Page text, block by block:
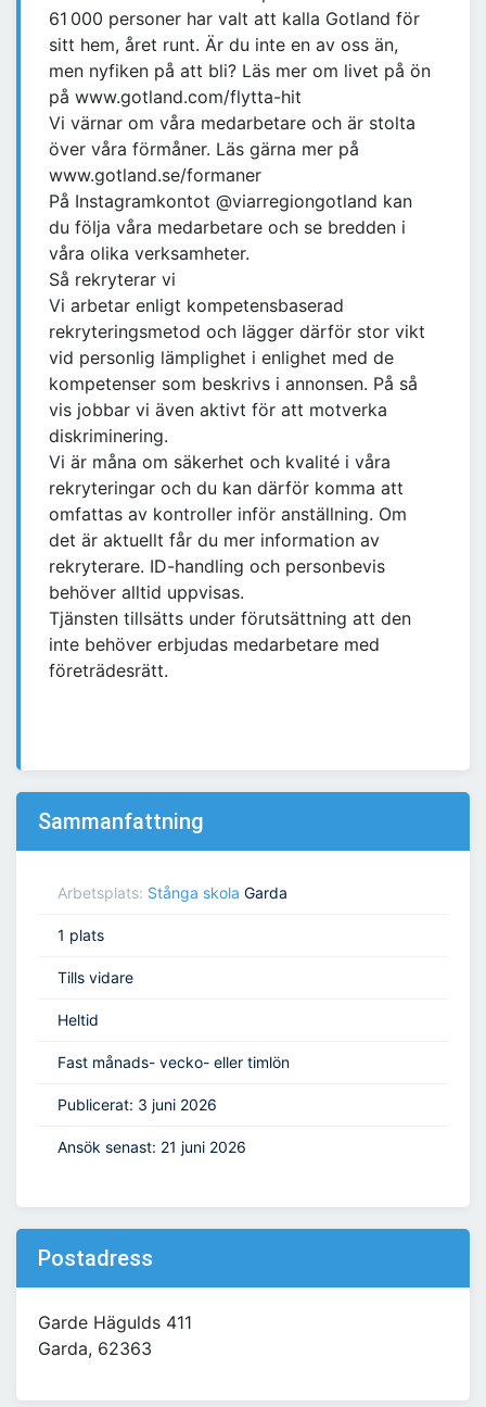
61 000 personer har valt att kalla Gotland för
sitt hem, året runt. Är du inte en av oss än,
men nyfiken på att bli? Läs mer om livet på ön
på www.gotland.com/flytta-hit
Vi värnar om våra medarbetare och är stolta
över våra förmåner. Läs gärna mer på
www.gotland.se/formaner
På Instagramkontot @viarregiongotland kan
du följa våra medarbetare och se bredden i
våra olika verksamheter.
Så rekryterar vi
Vi arbetar enligt kompetensbaserad
rekryteringsmetod och lägger därför stor vikt
vid personlig lämplighet i enlighet med de
kompetenser som beskrivs i annonsen. På så
vis jobbar vi även aktivt för att motverka
diskriminering.
Vi är måna om säkerhet och kvalité i våra
rekryteringar och du kan därför komma att
omfattas av kontroller inför anställning. Om
det är aktuellt får du mer information av
rekryterare. ID-handling och personbevis
behöver alltid uppvisas.
Tjänsten tillsätts under förutsättning att den
inte behöver erbjudas medarbetare med
företrädesrätt.
Sammanfattning
Arbetsplats: Stånga skola Garda
1 plats
Tills vidare
Heltid
Fast månads- vecko- eller timlön
Publicerat: 3 juni 2026
Ansök senast: 21 juni 2026
Postadress
Garde Hägulds 411
Garda, 62363